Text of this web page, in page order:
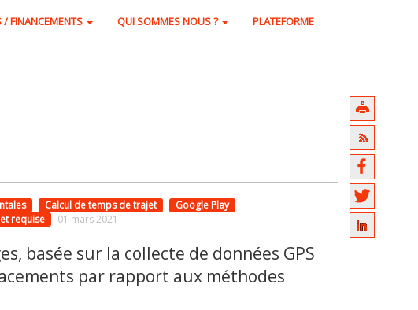
/ FINANCEMENTS QUI SOMMES NOUS ? PLATEFORME
Calcul de temps de trajet
Google Play
requise 01 mars 2021
basée sur la collecte de données GPS
par rapport aux méthodes